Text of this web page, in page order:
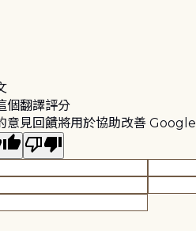
個翻譯評分
意見回饋將用於協助改善